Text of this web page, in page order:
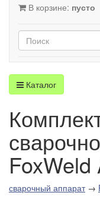
В корзине: пусто
Каталог
FoxWeld
сварочный аппарат→